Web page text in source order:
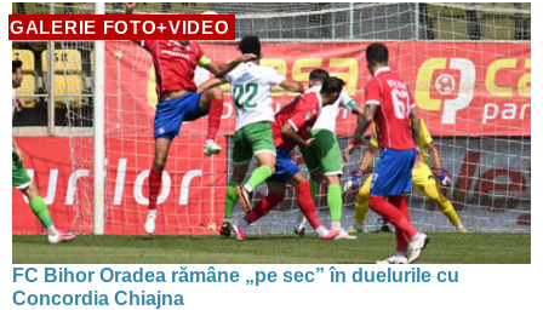
GALERIE FOTO+VIDEO
FC Bihor Oradea rămâne „pe sec” în duelurile cu
Concordia Chiajna